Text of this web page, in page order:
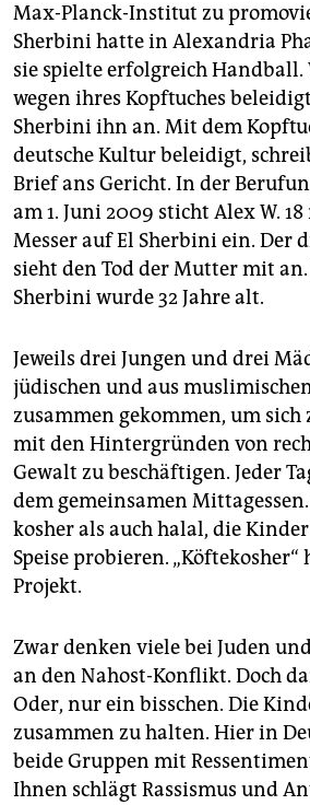
Max-Planck-Institut zu
Sherbini hatte in Alexandria
sie spielte erfolgreich Handball.
wegen ihres Kopftuches
Sherbini ihn an. Mit dem
deutsche Kultur beleidigt,
Brief ans Gericht. In der
am 1. Juni 2009 sticht Alex W.
Messer auf El Sherbini ein. Der
sieht den Tod der Mutter mit
Sherbini wurde 32 Jahre alt.
Jeweils drei Jungen und drei
jüdischen und aus
zusammen gekommen, um sich
mit den Hintergründen von
Gewalt zu beschäftigen. Jeder
dem gemeinsamen
kosher als auch halal, die
Speise probieren.
Projekt.
Zwar denken viele bei Juden
an den Nahost-Konflikt. Doch
Oder, nur ein bisschen. Die
zusammen zu halten. Hier in
beide Gruppen mit
Ihnen schlägt Rassismus und